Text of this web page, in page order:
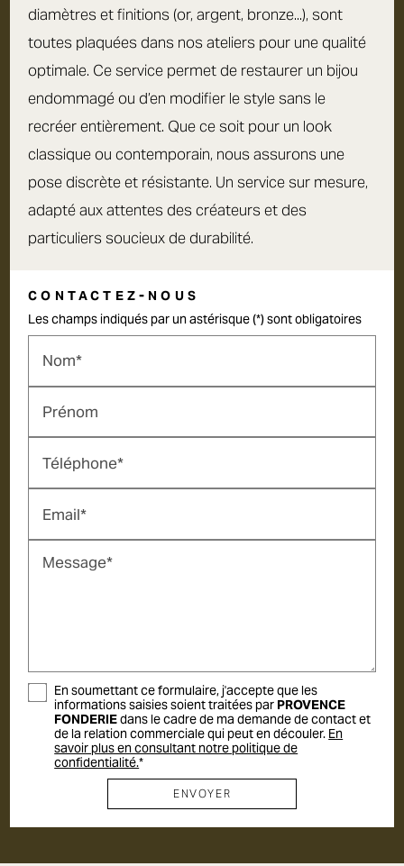
diamètres et finitions (or, argent, bronze...), sont
toutes plaquées dans nos ateliers pour une qualité
optimale. Ce service permet de restaurer un bijou
endommagé ou d’en modifier le style sans le
recréer entièrement. Que ce soit pour un look
classique ou contemporain, nous assurons une
pose discrète et résistante. Un service sur mesure,
adapté aux attentes des créateurs et des
particuliers soucieux de durabilité.
CONTACTEZ-NOUS
Les champs indiqués par un astérisque (*) sont obligatoires
Nom*
Prénom
Téléphone*
Email*
Message*
En soumettant ce formulaire, j'accepte que les
informations saisies soient traitées par PROVENCE
FONDERIEdans le cadre de ma demande de contact et
de la relation commerciale qui peut en découler. En
savoir plus en consultant notre politique de
confidentialité.*